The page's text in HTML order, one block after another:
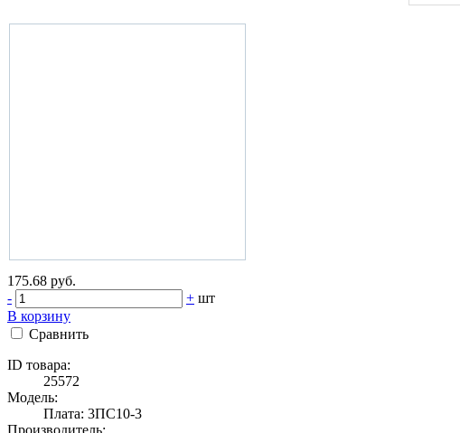
175.68 руб.
-
+ шт
В корзину
Сравнить
ID товара:
25572
Модель:
Плата: 3ПС10-3
Производитель: